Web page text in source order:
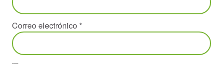
Correo electrónico *